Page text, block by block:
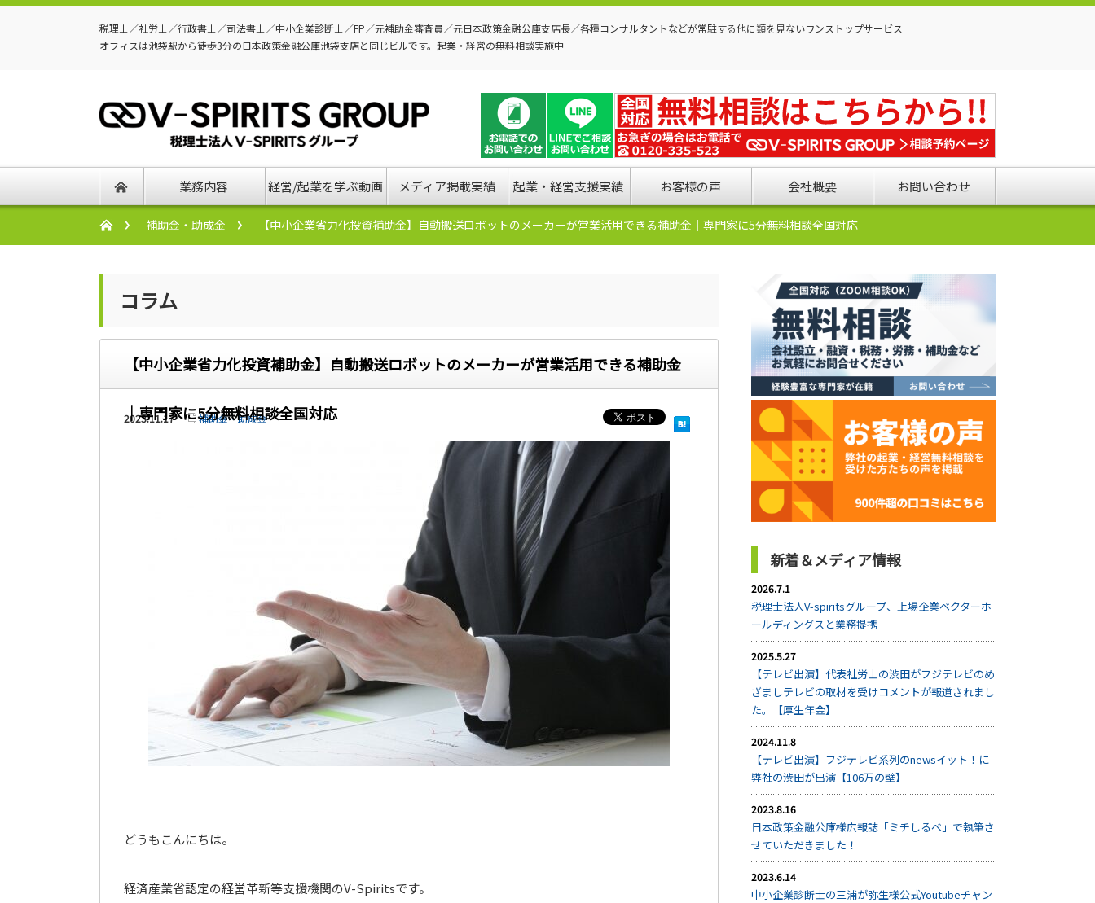
税理士／社労士／行政書士／司法書士／中小企業診断士／FP／元補助金審査員／元日本政策金融公庫支店長／各種コンサルタントなどが常駐する他に類を見ないワンストップサービス
オフィスは池袋駅から徒歩3分の日本政策金融公庫池袋支店と同じビルです。起業・経営の無料相談実施中
業務内容 経営/起業を学ぶ動画 メディア掲載実績 起業・経営支援実績 お客様の声 会社概要 お問い合わせ
補助金・助成金 【中小企業省力化投資補助金】自動搬送ロボットのメーカーが営業活用できる補助金｜専門家に5分無料相談全国対応
コラム
【中小企業省力化投資補助金】自動搬送ロボットのメーカーが営業活用できる補助金
｜専門家に5分無料相談全国対応
2023.11.17 補助金・助成金
どうもこんにちは。
経済産業省認定の経営革新等支援機関のV-Spiritsです。
新着＆メディア情報
2026.7.1
税理士法人V-spiritsグループ、上場企業ベクターホ
ールディングスと業務提携
2025.5.27
【テレビ出演】代表社労士の渋田がフジテレビのめ
ざましテレビの取材を受けコメントが報道されまし
た。【厚生年金】
2024.11.8
【テレビ出演】フジテレビ系列のnewsイット！に
弊社の渋田が出演【106万の壁】
2023.8.16
日本政策金融公庫様広報誌「ミチしるべ」で執筆さ
せていただきました！
2023.6.14
中小企業診断士の三浦が弥生様公式Youtubeチャン